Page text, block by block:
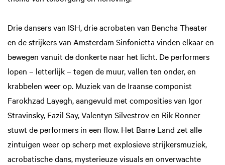
Drie dansers van ISH, drie acrobaten van Bencha Theater
en de strijkers van Amsterdam Sinfonietta vinden elkaar en
bewegen vanuit de donkerte naar het licht. De performers
lopen – letterlijk – tegen de muur, vallen ten onder, en
krabbelen weer op. Muziek van de Iraanse componist
Farokhzad Layegh, aangevuld met composities van Igor
Stravinsky, Fazil Say, Valentyn Silvestrov en Rik Ronner
stuwt de performers in een flow. Het Barre Land zet alle
zintuigen weer op scherp met explosieve strijkersmuziek,
acrobatische dans, mysterieuze visuals en onverwachte